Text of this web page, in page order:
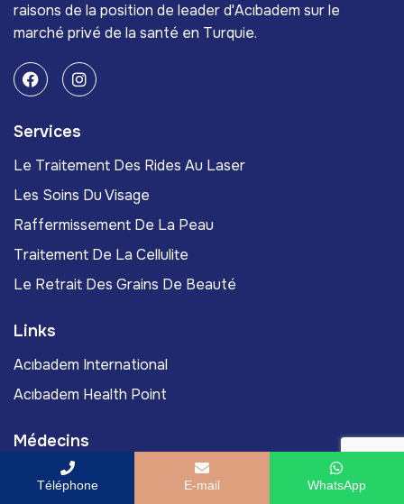
raisons de la position de leader d'Acıbadem sur le
marché privé de la santé en Turquie.
Services
Le Traitement Des Rides Au Laser
Les Soins Du Visage
Raffermissement De La Peau
Traitement De La Cellulite
Le Retrait Des Grains De Beauté
Links
Acıbadem International
Acıbadem Health Point
Médecins
Professeur Associé Murat Yassa, Docteur En Médecine
Téléphone E-mail WhatsApp